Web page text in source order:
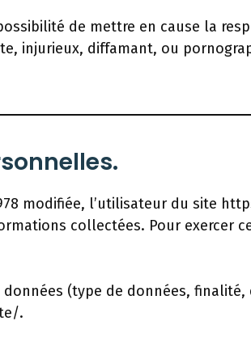
de mettre en cause la
injurieux, diffamant, ou
modifiée, l’utilisateur du site
collectées. Pour exercer
(type de données,
.